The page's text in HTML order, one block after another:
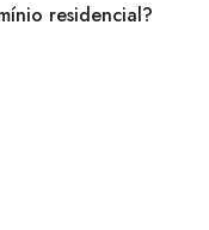
residencial?